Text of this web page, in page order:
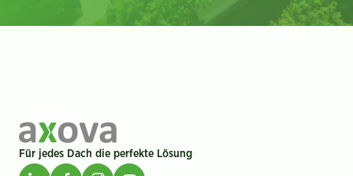
Für jedes Dach die perfekte Lösung